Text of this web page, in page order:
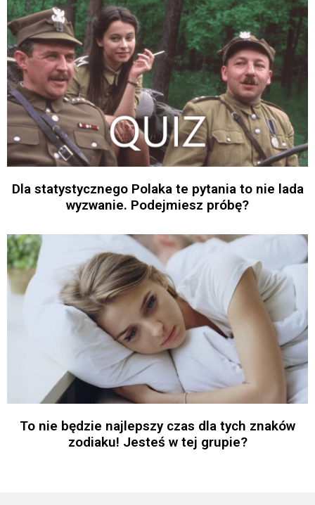
Dla statystycznego Polaka te pytania to nie lada
wyzwanie. Podejmiesz próbę?
To nie będzie najlepszy czas dla tych znaków
zodiaku! Jesteś w tej grupie?